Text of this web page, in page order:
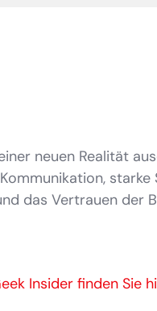
neuen Realität
das Vertrauen der
Insider finden Sie